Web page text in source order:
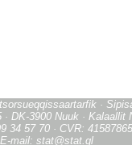
·
DK-3900 Nuuk · Kalaallit
34 57 70 · CVR: 41587865
E-mail: stat@stat.gl